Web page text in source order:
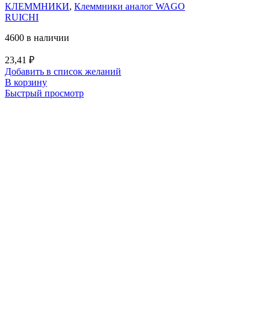
КЛЕММНИКИ, Клеммники аналог WAGO
RUICHI
4600 в наличии
23,41 ₽
Добавить в список желаний
В корзину
Быстрый просмотр